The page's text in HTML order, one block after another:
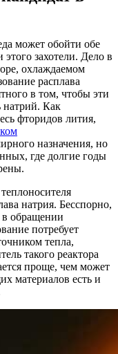
может обойти обе
захотели. Дело в
охлаждаемом
расплава
в том, чтобы эти
натрий. Как
фторидов лития,
назначения, но
где долгие годы
натрия. Бесспорно,
обращении
потребует
тепла,
такого реактора
проще, чем может
материалов есть и